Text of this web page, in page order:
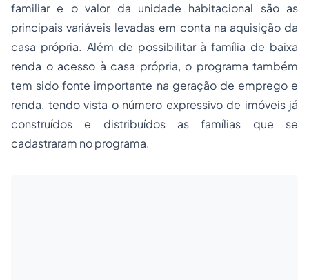
familiar e o valor da unidade habitacional são as
principais variáveis levadas em conta na aquisição da
casa própria. Além de possibilitar à família de baixa
renda o acesso à casa própria, o programa também
tem sido fonte importante na geração de emprego e
renda, tendo vista o número expressivo de imóveis já
construídos e distribuídos as famílias que se
cadastraram no programa.